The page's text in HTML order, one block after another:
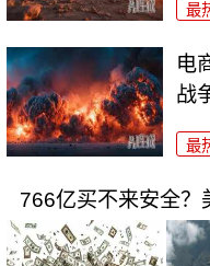
最
电
战
最
766亿买不来安全？